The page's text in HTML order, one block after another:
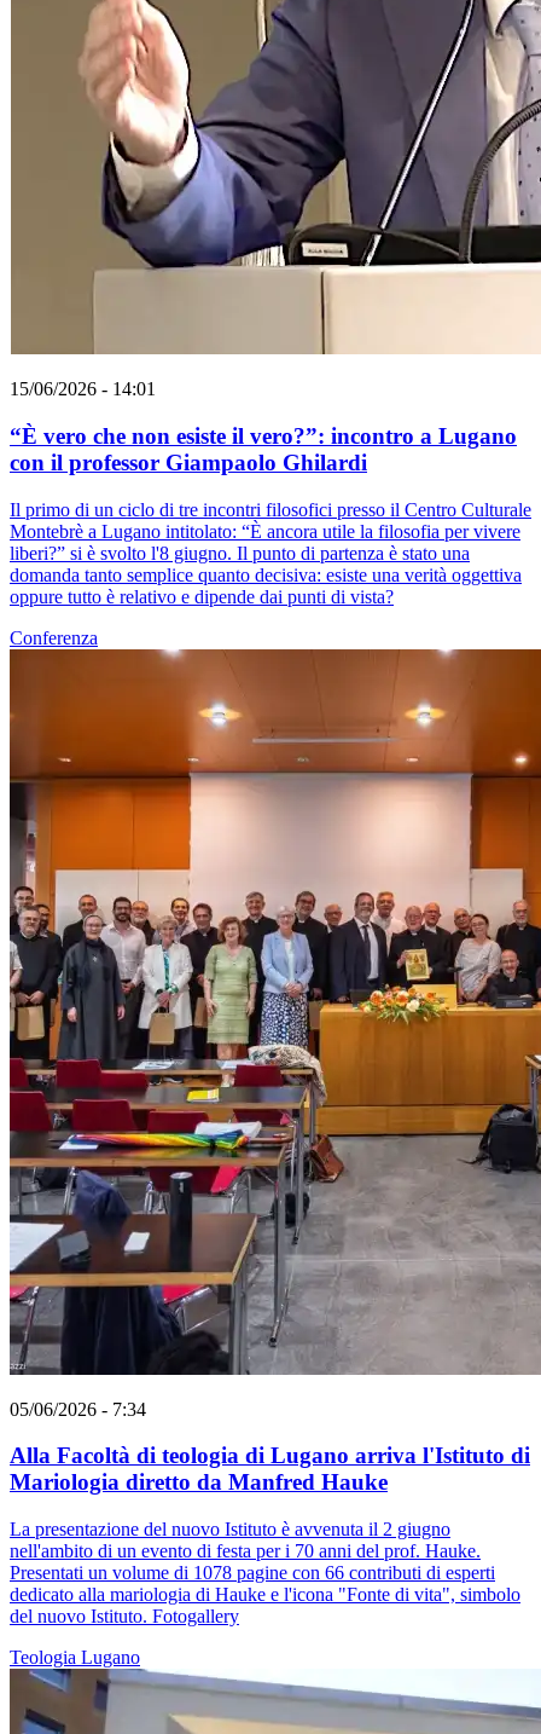
15/06/2026 - 14:01
“È vero che non esiste il vero?”: incontro a Lugano
con il professor Giampaolo Ghilardi
Il primo di un ciclo di tre incontri filosofici presso il Centro Culturale
Montebrè a Lugano intitolato: “È ancora utile la filosofia per vivere
liberi?” si è svolto l'8 giugno. Il punto di partenza è stato una
domanda tanto semplice quanto decisiva: esiste una verità oggettiva
oppure tutto è relativo e dipende dai punti di vista?
Conferenza
05/06/2026 - 7:34
Alla Facoltà di teologia di Lugano arriva l'Istituto di
Mariologia diretto da Manfred Hauke
La presentazione del nuovo Istituto è avvenuta il 2 giugno
nell'ambito di un evento di festa per i 70 anni del prof. Hauke.
Presentati un volume di 1078 pagine con 66 contributi di esperti
dedicato alla mariologia di Hauke e l'icona "Fonte di vita", simbolo
del nuovo Istituto. Fotogallery
Teologia Lugano